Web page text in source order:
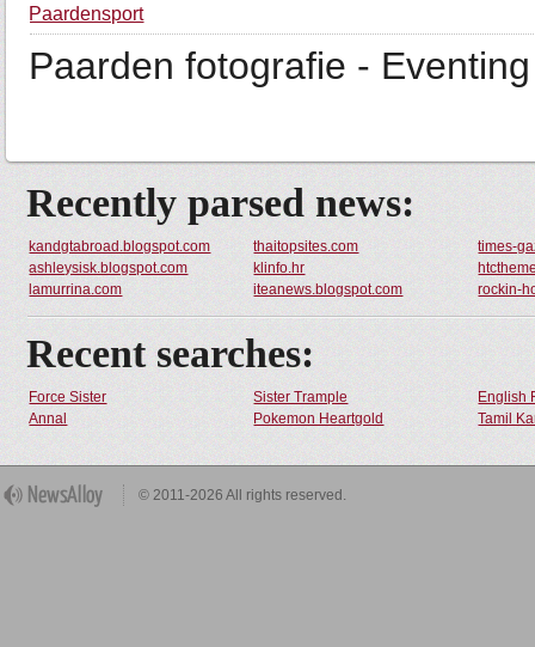
Paardensport
Paarden fotografie -
Recently parsed news:
kandgtabroad.blogspot.com thaitopsites.com
times-
ashleysisk.blogspot.com
klinfo.hr
lamurrina.com
iteanews.blogspot.com rockin-
Recent searches:
Force Sister Sister Trample
English
Annal
Pokemon Heartgold Tamil
© 2011-2026 All rights reserved.